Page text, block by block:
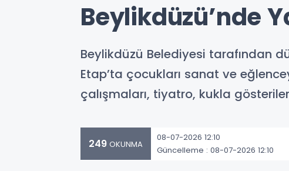
Beylikdüzü’nde
Beylikdüzü Belediyesi tarafından
Etap’ta çocukları sanat ve
çalışmaları, tiyatro, kukla
249 OKUNMA
08-07-2026 12:10
Güncelleme : 08-07-2026 12:10